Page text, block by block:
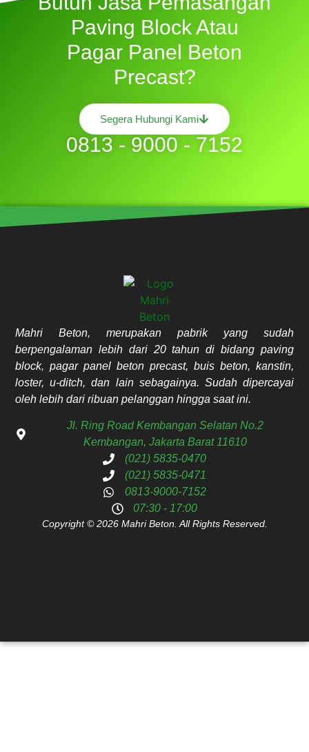
Paving Block Atau
Pagar Panel Beton
Precast?
Segera Hubungi Kami
0813 - 9000 - 7152
Mahri Beton, merupakan pabrik yang sudah
berpengalaman lebih dari 20 tahun di bidang paving
block, pagar panel beton precast, buis beton, kanstin,
loster, u-ditch, dan lain sebagainya. Sudah dipercayai
oleh lebih dari ribuan pelanggan hingga saat ini.
Jl. Ring Road Kembangan Selatan No.2
Kembangan, Jakarta Barat 11610
(021) 5835-0470
(021) 5835-0471
0813-9000-7152
07:30 - 17:00
Copyright © 2026 Mahri Beton. All Rights Reserved.